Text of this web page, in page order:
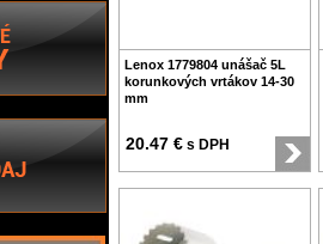
Lenox 1779804 unášač 5L
korunkových vrtákov 14-30
mm
20.47 € s DPH